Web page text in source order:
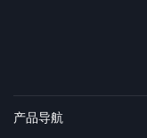
产品导航